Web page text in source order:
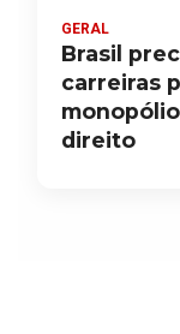
GERAL
Brasil
carreiras
direito